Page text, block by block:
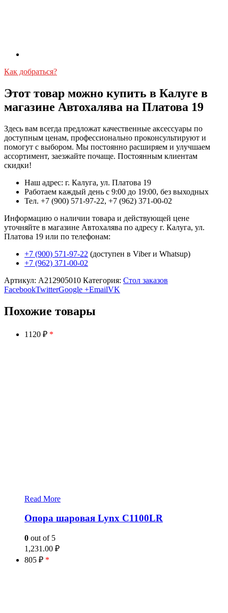
Как добраться?
Этот товар можно купить в Калуге в
магазине Автохалява на Платова 19
Здесь вам всегда предложат качественные аксессуары по
доступным ценам, профессионально проконсультируют и
помогут с выбором. Мы постоянно расширяем и улучшаем
ассортимент, заезжайте почаще. Постоянным клиентам
скидки!
Наш адрес: г. Калуга, ул. Платова 19
Работаем каждый день с 9:00 до 19:00, без выходных
Тел. +7 (900) 571-97-22, +7 (962) 371-00-02
Информацию о наличии товара и действующей цене
уточняйте в магазине Автохалява по адресу г. Калуга, ул.
Платова 19 или по телефонам:
+7 (900) 571-97-22 (доступен в Viber и Whatsup)
+7 (962) 371-00-02
Артикул: A212905010 Категория: Стол заказов
FacebookTwitterGoogle +EmailVK
Похожие товары
1120 ₽ *
Read More
Опора шаровая Lynx C1100LR
0 out of 5
1,231.00 ₽
805 ₽ *